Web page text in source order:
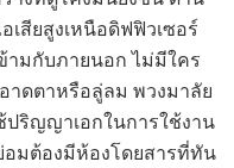
เสียสูงเหนือดิฟฟิวเซอร์
มกับภายนอก ไม่มีใคร
าดตาหรือลู่ลม พวงมาลัย
ปริญญาเอกในการใช้งาน
มต้องมีห้องโดยสารที่ทัน